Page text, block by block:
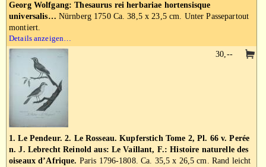
Georg Wolfgang: Thesaurus rei herbariae hortensisque
universalis… Nürnberg 1750 Ca. 38,5 x 23,5 cm. Unter Passepartout
montiert.
Details anzeigen…
1. Le Pendeur. 2. Le Rosseau. Kupferstich Tome 2, Pl. 66 v. Perée
n. J. Lebrecht Reinold aus: Le Vaillant, F.: Histoire naturelle des
oiseaux d’Afrique. Paris 1796-1808. Ca. 35,5 x 26,5 cm. Rand leicht
30,--